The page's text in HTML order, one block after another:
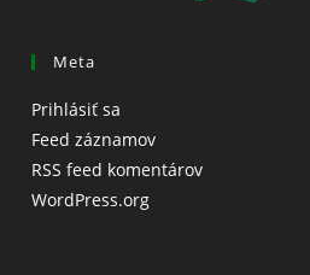
Meta
Prihlásiť sa
Feed záznamov
RSS feed komentárov
WordPress.org